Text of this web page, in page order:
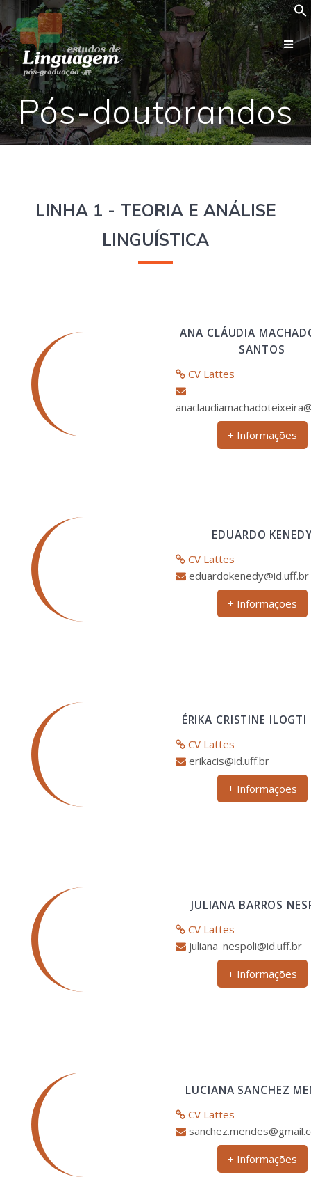
Skip
to
content
Pós-doutorandos
LINHA 1 - TEORIA E ANÁLISE
LINGUÍSTICA
ANA CLÁUDIA
SANTOS
CV Lattes
+ Informações
EDUARDO
CV Lattes
eduardokenedy@id.uff.br
+ Informações
ÉRIKA CRISTINE ILOGTI
CV Lattes
erikacis@id.uff.br
+ Informações
JULIANA BARROS
CV Lattes
juliana_nespoli@id.uff.br
+ Informações
LUCIANA SANCHEZ
CV Lattes
+ Informações